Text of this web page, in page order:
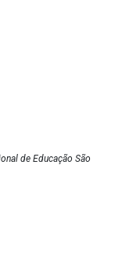
de Educação São